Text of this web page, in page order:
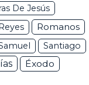
De Jesús
Romanos
Santiago
Éxodo